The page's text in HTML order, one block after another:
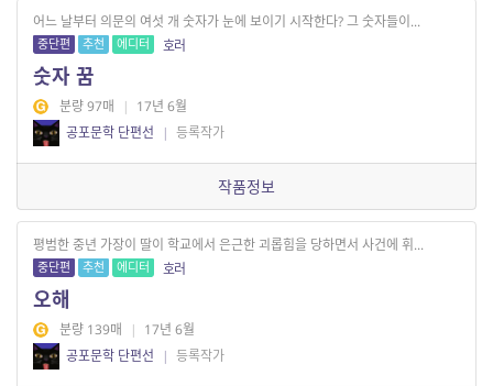
어느 날부터 의문의 여섯 개 숫자가 눈에 보이기 시작한다? 그 숫자들이...
중단편 추천 에디터 호러
숫자 꿈
분량 97매 | 17년 6월
공포문학 단편선
| 등록작가
작품정보
평범한 중년 가장이 딸이 학교에서 은근한 괴롭힘을 당하면서 사건에 휘...
중단편 추천 에디터 호러
오해
분량 139매 | 17년 6월
공포문학 단편선
| 등록작가